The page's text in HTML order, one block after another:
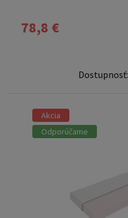
78,8 €
Dostupnosť:
Akcia
Odporúčame